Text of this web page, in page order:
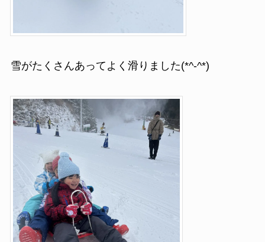
雪がたくさんあってよく滑りました(*^-^*)